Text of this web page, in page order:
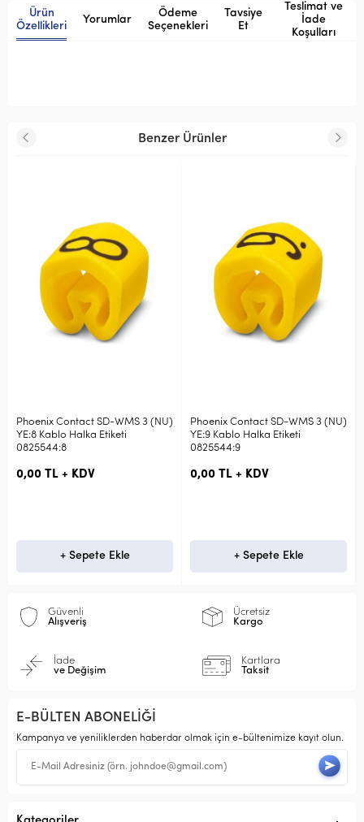
Ürün
Özellikleri
Yorumlar
Ödeme
Seçenekleri
Tavsiye
Et
Teslimat ve
İade
Koşulları
Benzer Ürünler
Phoenix Contact SD-WMS 3 (NU)
YE:8 Kablo Halka Etiketi
0825544:8
0,00 TL + KDV
+ Sepete Ekle
Phoenix Contact SD-WMS 3 (NU)
YE:9 Kablo Halka Etiketi
0825544:9
0,00 TL + KDV
+ Sepete Ekle
Güvenli
Alışveriş
Ücretsiz
Kargo
İade
ve Değişim
Kartlara
Taksit
E-BÜLTEN ABONELİĞİ
Kampanya ve yeniliklerden haberdar olmak için e-bültenimize kayıt olun.